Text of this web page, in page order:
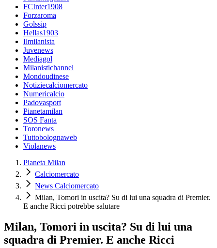
FCInter1908
Forzaroma
Golssip
Hellas1903
Ilmilanista
Juvenews
Mediagol
Milanistichannel
Mondoudinese
Notiziecalciomercato
Numericalcio
Padovasport
Pianetamilan
SOS Fanta
Toronews
Tuttobolognaweb
Violanews
Pianeta Milan
Calciomercato
News Calciomercato
Milan, Tomori in uscita? Su di lui una squadra di Premier.
E anche Ricci potrebbe salutare
Milan, Tomori in uscita? Su di lui una
squadra di Premier. E anche Ricci